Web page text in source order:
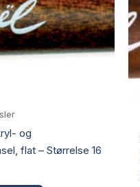
og
flat – Størrelse 16